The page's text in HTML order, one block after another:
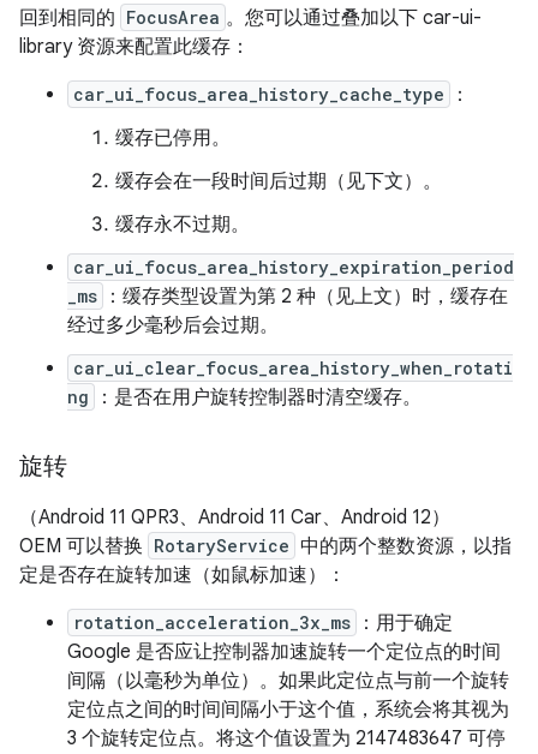
回到相同的 FocusArea 。 您可以通过叠加以下 car-ui-
library 资源来配置此缓存：
car_ui_focus_area_history_cache_type
：
缓存已停用。
缓存会在一段时间后过期（见下文）。
缓存永不过期。
car_ui_focus_area_history_expiration_period
_ms
：缓存类型设置为第 2 种（见上文）时，缓存在
经过多少毫秒后会过期。
car_ui_clear_focus_area_history_when_rotati
ng
：是否在用户旋转控制器时清空缓存。
旋转
（Android 11 QPR3、Android 11 Car、Android 12）
OEM 可以替换 RotaryService 中的两个整数资源，以指
定是否存在旋转加速（如鼠标加速）：
rotation_acceleration_3x_ms
：用于确定
Google 是否应让控制器加速旋转一个定位点的时间
间隔（以毫秒为单位）。如果此定位点与前一个旋转
定位点之间的时间间隔小于这个值，系统会将其视为
3 个旋转定位点。将这个值设置为 2147483647 可停